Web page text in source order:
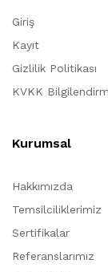
Giriş
Kayıt
Gizlilik Politikası
KVKK
Kurumsal
Hakkımızda
Temsilciliklerimiz
Sertifikalar
Referanslarımız